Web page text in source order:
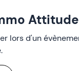
Attitude
lors d'un